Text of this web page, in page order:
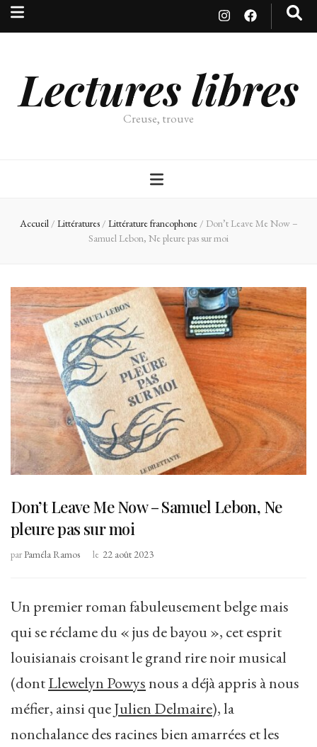
Lectures libres
Creuse, trouve
Accueil / Littératures / Littérature francophone / Don’t Leave Me Now –
Samuel Lebon, Ne pleure pas sur moi
Don’t Leave Me Now – Samuel Lebon, Ne
pleure pas sur moi
parPaméla Ramos le 22 août 2023
Un premier roman fabuleusement belge mais
qui se réclame du « jus de bayou », cet esprit
louisianais croisant le grand rire noir musical
(dontLlewelyn Powysnous a déjà appris à nous
méfier, ainsi queJulien Delmaire), la
nonchalance des racines bien amarrées et les